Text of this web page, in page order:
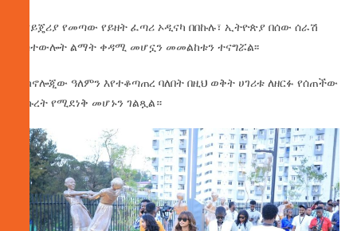
ከናይጄሪያ የመጣው የይዘት ፈጣሪ ኦዲናካ በበኩሉ፣ ኢትዮጵያ በሰው ሰራሽ
አስተውሎት ልማት ቀዳሚ መሆኗን መመልከቱን ተናግሯል፡፡
ቴክኖሎጂው ዓለምን እየተቆጣጠረ ባለበት በዚህ ወቅት ሀገሪቱ ለዘርፉ የሰጠችው
ትኩረት የሚደነቅ መሆኑን ገልጿል።